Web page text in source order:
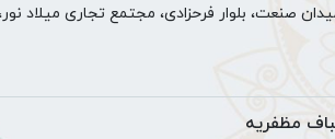
صنعت، بلوار فرحزادی، مجتمع تجاری میلاد
مظفریه